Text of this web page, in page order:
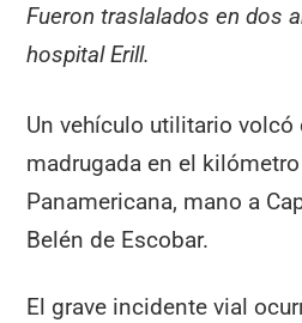
Fueron traslalados en dos
hospital Erill.
Un vehículo utilitario
madrugada en el
Panamericana, mano a
Belén de Escobar.
El grave incidente vial